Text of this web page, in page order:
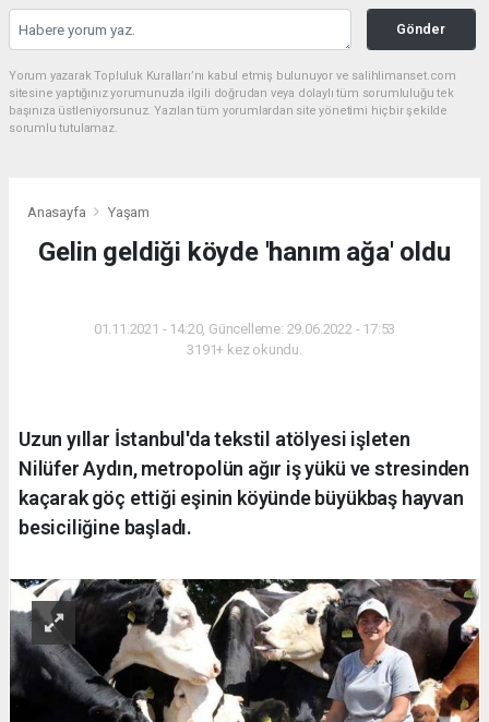
Gönder
Yorum yazarak Topluluk Kuralları’nı kabul etmiş bulunuyor ve salihlimanset.com
sitesine yaptığınız yorumunuzla ilgili doğrudan veya dolaylı tüm sorumluluğu tek
başınıza üstleniyorsunuz. Yazılan tüm yorumlardan site yönetimi hiçbir şekilde
sorumlu tutulamaz.
Anasayfa Yaşam
Gelin geldiği köyde 'hanım ağa' oldu
01.11.2021 - 14:20, Güncelleme: 29.06.2022 - 17:53
3191+ kez okundu.
Uzun yıllar İstanbul'da tekstil atölyesi işleten
Nilüfer Aydın, metropolün ağır iş yükü ve stresinden
kaçarak göç ettiği eşinin köyünde büyükbaş hayvan
besiciliğine başladı.